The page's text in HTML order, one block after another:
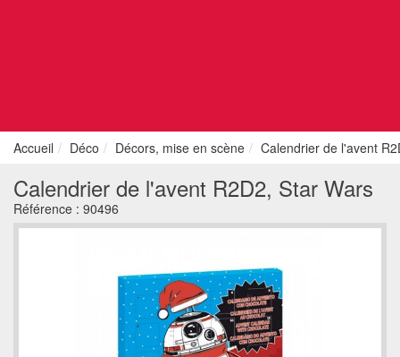
Accueil Déco Décors, mise en scène Calendrier de l'avent
Calendrier de l'avent R2D2, Star Wars
Référence : 90496